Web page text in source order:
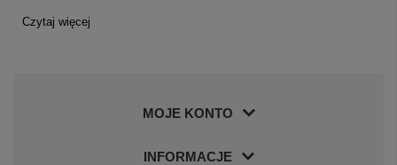
Czytaj więcej
MOJE KONTO
INFORMACJE